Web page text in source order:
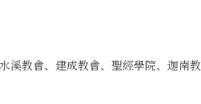
溪教會、建成教會、聖經學院、迦南教